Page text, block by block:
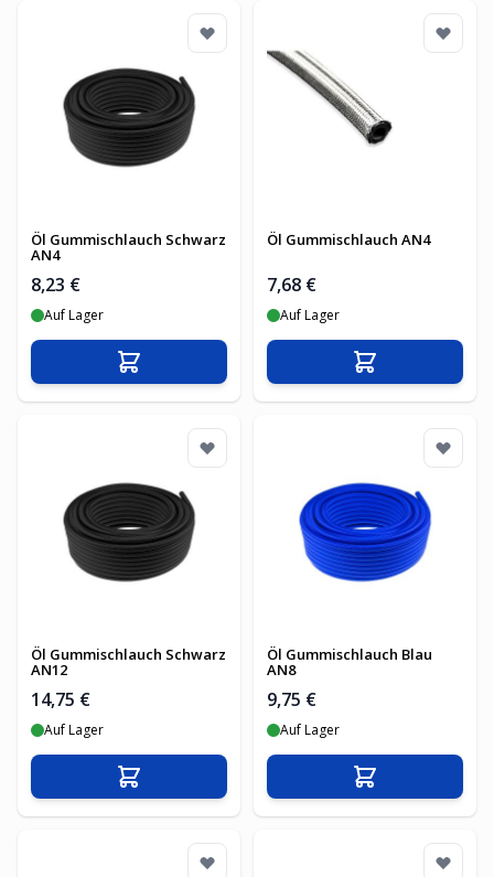
Öl Gummischlauch Schwarz
AN4
8,23 €
Auf Lager
In den Warenkorb
Öl Gummischlauch AN4
7,68 €
Auf Lager
In den
Öl Gummischlauch Schwarz
AN12
14,75 €
Auf Lager
In den Warenkorb
Öl Gummischlauch Blau
AN8
9,75 €
Auf Lager
In den